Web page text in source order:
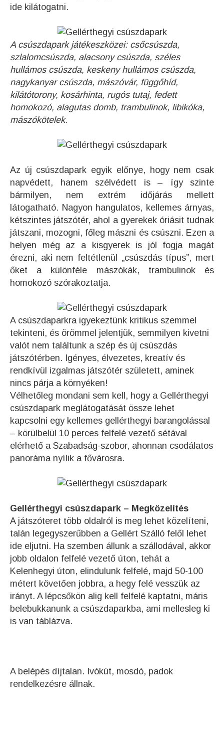
ide kilátogatni.​
A csúszdapark játékeszközei: csőcsúszda,
szlalomcsúszda, alacsony csúszda, széles
hullámos csúszda, keskeny hullámos csúszda,
nagykanyar csúszda, mászóvár, függőhíd,
kilátótorony, kosárhinta, rugós tutaj, fedett
homokozó, alagutas domb, trambulinok, libikóka,
mászókötelek.
Az új csúszdapark egyik előnye, hogy nem csak
napvédett, hanem szélvédett is – így szinte
bármilyen, nem extrém időjárás mellett
látogatható. Nagyon hangulatos, kellemes árnyas,
kétszintes játszótér, ahol a gyerekek óriásit tudnak
játszani, mozogni, főleg mászni és csúszni. Ezen a
helyen még az a kisgyerek is jól fogja magát
érezni, aki nem feltétlenül „csúszdás típus”, mert
őket a különféle mászókák, trambulinok és
homokozó szórakoztatja.
A csúszdaparkra igyekeztünk kritikus szemmel
tekinteni, és örömmel jelentjük, semmilyen kivetni
valót nem találtunk a szép és új csúszdás
játszótérben. Igényes, élvezetes, kreatív és
rendkívül izgalmas játszótér született, aminek
nincs párja a környéken!
Vélhetőleg mondani sem kell, hogy a Gellérthegyi
csúszdapark meglátogatását össze lehet
kapcsolni egy kellemes gellérthegyi barangolással
– körülbelül 10 perces felfelé vezető sétával
elérhető a Szabadság-szobor, ahonnan csodálatos
panoráma nyílik a fővárosra.
Gellérthegyi csúszdapark – Megközelítés
A játszóteret több oldalról is meg lehet közelíteni,
talán legegyszerűbben a Gellért Szálló felől lehet
ide eljutni. Ha szemben állunk a szállodával, akkor
jobb oldalon felfelé vezető úton, tehát a
Kelenhegyi úton, elindulunk felfelé, majd 50-100
métert követően jobbra, a hegy felé vesszük az
irányt. A lépcsőkön alig kell felfelé kaptatni, máris
belebukkanunk a csúszdaparkba, ami mellesleg ki
is van táblázva.
A belépés díjtalan. Ivókút, mosdó, padok
rendelkezésre állnak.